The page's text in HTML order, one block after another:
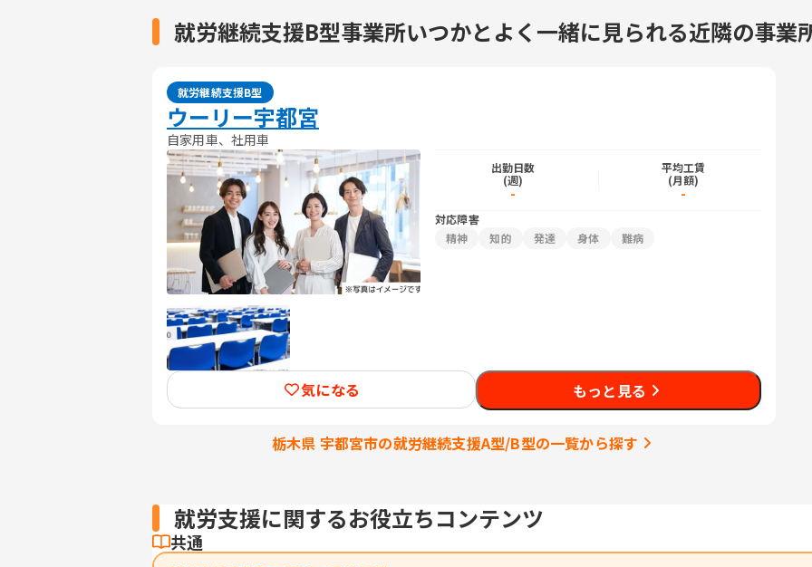
就労継続支援B型事業所いつかとよく一緒に見られる近隣の事業
就労継続支援B型
ウーリー宇都宮
自家用車、社用車
出勤日数
(週)
-
平均工賃
(月額)
-
対応障害
精神
知的 発達 身体 難病
気になる もっと見る
栃木県 宇都宮市の就労継続支援A型/B型の一覧から探す
就労支援に関するお役立ちコンテンツ
共通